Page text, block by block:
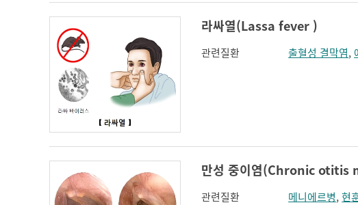
라싸열(Lassa fever )
관련질환 출혈성 결막염,
만성 중이염(Chronic otitis
관련질환 메니에르병,현